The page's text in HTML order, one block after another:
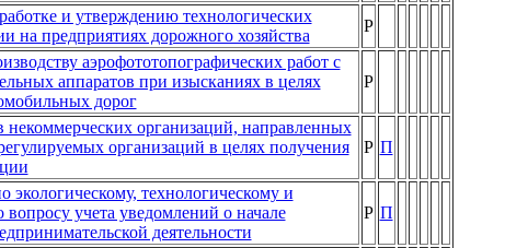
и утверждению технологических
на предприятиях дорожного хозяйства
Р
аэрофототопографических работ с
аппаратов при изысканиях в целях
дорог
Р
организаций, направленных
организаций в целях получения
Р П
технологическому и
учета уведомлений о начале
деятельности
Р П